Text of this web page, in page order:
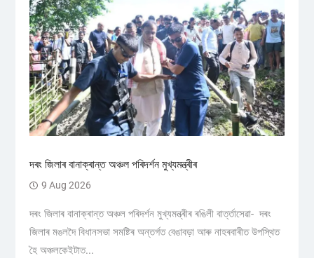
দৰং জিলাৰ বানাক্ৰান্ত অঞ্চল পৰিদৰ্শন মুখ্যমন্ত্ৰীৰ
9 Aug 2026
দৰং জিলাৰ বানাক্ৰান্ত অঞ্চল পৰিদৰ্শন মুখ্যমন্ত্ৰীৰ ৰঙিলী বাৰ্ত্তাসেৱা- দৰং
জিলাৰ মঙলদৈ বিধানসভা সমষ্টিৰ অন্তৰ্গত বেঙাবড়া আৰু নাহৰবাৰীত উপস্থিত
হৈ অঞ্চলকেইটাত...